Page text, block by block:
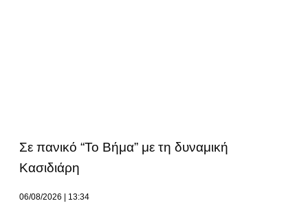
Σε πανικό “Το Βήμα” με τη δυναμική
Κασιδιάρη
06/08/2026 13:34